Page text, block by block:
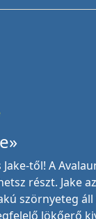
től! A
részt. Jake
szörnyeteg
lökőerő